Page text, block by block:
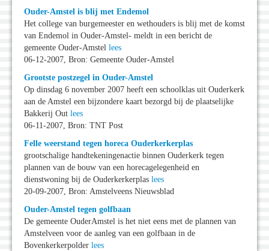
Ouder-Amstel is blij met Endemol
Het college van burgemeester en wethouders is blij met de komst
van Endemol in Ouder-Amstel- meldt in een bericht de
gemeente Ouder-Amstel lees
06-12-2007, Bron: Gemeente Ouder-Amstel
Grootste postzegel in Ouder-Amstel
Op dinsdag 6 november 2007 heeft een schoolklas uit Ouderkerk
aan de Amstel een bijzondere kaart bezorgd bij de plaatselijke
Bakkerij Out lees
06-11-2007, Bron: TNT Post
Felle weerstand tegen horeca Ouderkerkerplas
grootschalige handtekeningenactie binnen Ouderkerk tegen
plannen van de bouw van een horecagelegenheid en
dienstwoning bij de Ouderkerkerplas lees
20-09-2007, Bron: Amstelveens Nieuwsblad
Ouder-Amstel tegen golfbaan
De gemeente OuderAmstel is het niet eens met de plannen van
Amstelveen voor de aanleg van een golfbaan in de
Bovenkerkerpolder lees